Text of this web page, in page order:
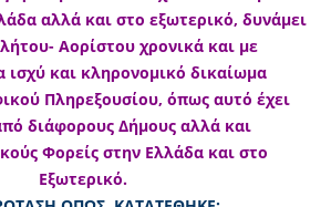
αλλά και στο εξωτερικό, δυνάμει
Αορίστου χρονικά και με
ισχύ και κληρονομικό δικαίωμα
Πληρεξουσίου, όπως αυτό έχει
διάφορους Δήμους αλλά και
Φορείς στην Ελλάδα και στο
Εξωτερικό.